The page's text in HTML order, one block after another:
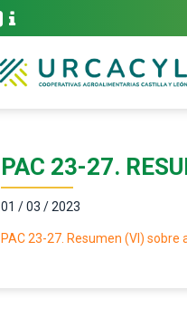
PAC 23-27.
01 / 03 / 2023
PAC 23-27. Resumen (VI)